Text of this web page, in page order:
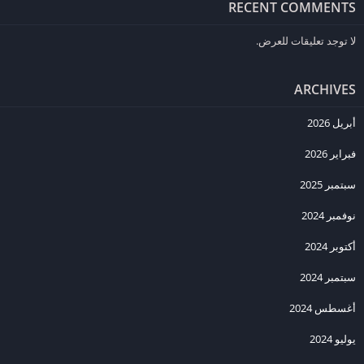
بسيطة وتتطلب خطوات سهلة. بعد تحميل الملف من
بالإضافة إلى ذلك، يُنصح باتباع التعليمات بدقة لضمان تثبيت اللعبة بنجاح
المحمولة، من بينها الرسومات المحسنة التي تضمن تجربة بصرية غامرة،
والتحكم السلس الذي يناسب شاشة اللمس. كذلك، تحتوي اللعبة على
والتحدي. هذه النسخة المحمولة صُممت لتكون ملائمة لجميع أنواع اللاعبين،
سواء على الأندرويد أو الآيفون، وبالإضافة إلى ذلك، فإنها تتيح فرصة للغوص
RECENT COMMENTS
لا توجد تعليقات للعرض.
ARCHIVES
أبريل 2026
فبراير 2026
سبتمبر 2025
نوفمبر 2024
أكتوبر 2024
سبتمبر 2024
أغسطس 2024
يوليو 2024